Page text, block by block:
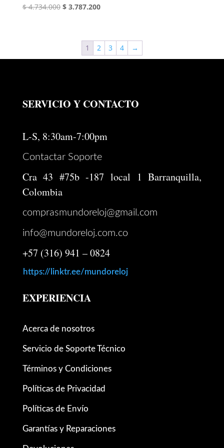
$4.734.000 El
$ 4.734.000.
$3.787.200El
es:
$ 3.787.200.
1 2 3 4 →
SERVICIO Y CONTACTO
L-S, 8:30am-7:00pm
Contactar Soporte
Cra 43 #75b -187 local 1 Barranquilla,
Colombia
comprasmundoreloj@gmail.com
info@mundoreloj.com.co
+57 (316) 941 – 0824
https://linktr.ee/mundoreloj
EXPERIENCIA
Acerca de nosotros
Servicio de Soporte Técnico
Términos y Condiciones
Políticas de Privacidad
Políticas de Envío
Garantías y Reparaciones